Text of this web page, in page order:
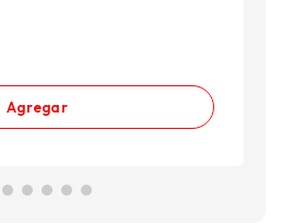
Agregar